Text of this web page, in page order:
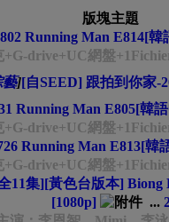
版塊主題
Running Man E814[韓
+G-drive+UC網盤
藝][自SEED] 跟拍到你家-
Running Man E805[韓
+G-drive+UC網盤
Running Man E813[韓
+G-drive+UC網盤
11集][黃色台版本]
[1080p]
...